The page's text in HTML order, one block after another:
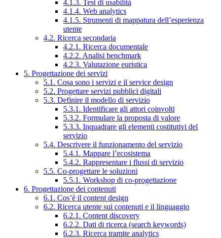
4.1.3. Test di usabilità
4.1.4. Web analytics
4.1.5. Strumenti di mappatura dell’esperienza
utente
4.2. Ricerca secondaria
4.2.1. Ricerca documentale
4.2.2. Analisi benchmark
4.2.3. Valutazione euristica
5. Progettazione dei servizi
5.1. Cosa sono i servizi e il service design
5.2. Progettare servizi pubblici digitali
5.3. Definire il modello di servizio
5.3.1. Identificare gli attori coinvolti
5.3.2. Formulare la proposta di valore
5.3.3. Inquadrare gli elementi costitutivi del
servizio
5.4. Descrivere il funzionamento del servizio
5.4.1. Mappare l’ecosistema
5.4.2. Rappresentare i flussi di servizio
5.5. Co-progettare le soluzioni
5.5.1. Workshop di co-progettazione
6. Progettazione dei contenuti
6.1. Cos’è il content design
6.2. Ricerca utente sui contenuti e il linguaggio
6.2.1. Content discovery
6.2.2. Dati di ricerca (search keywords)
6.2.3. Ricerca tramite analytics